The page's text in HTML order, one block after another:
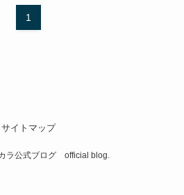
1
サイトマップ
ラ公式ブログ official blog.